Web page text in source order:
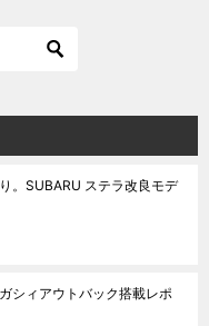
。SUBARU ステラ改良モデ
シィアウトバック搭載レポ